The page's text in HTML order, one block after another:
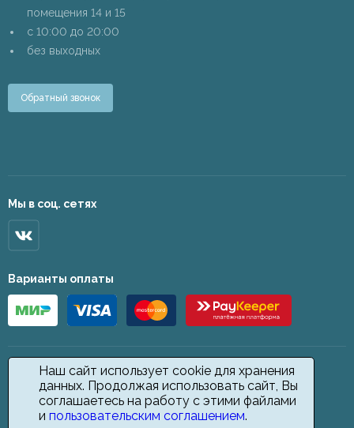
Наш сайт использует cookie для хранения
данных. Продолжая использовать сайт, Вы
соглашаетесь на работу с этими файлами
и пользовательским соглашением.
помещения 14 и 15
c 10:00 до 20:00
без выходных
Обратный звонок
Мы в соц. сетях
Варианты оплаты